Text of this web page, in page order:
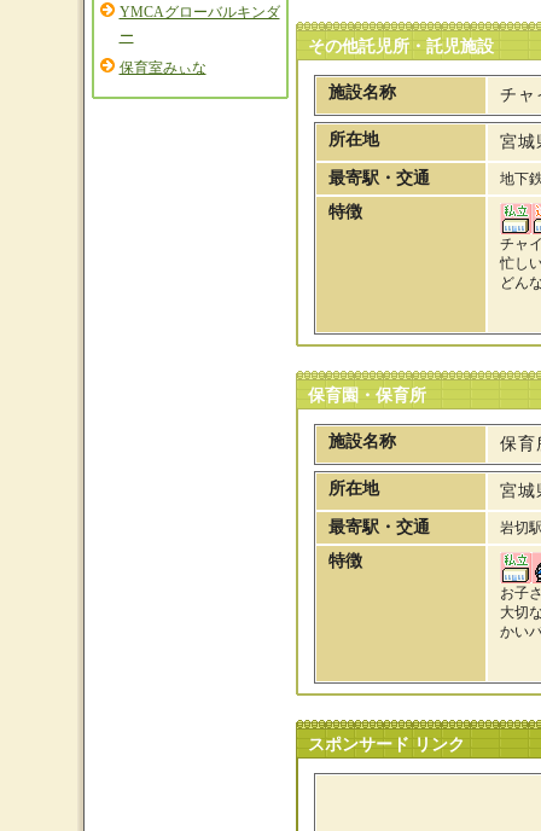
YMCAグローバルキンダ
ー
保育室みぃな
その他託児所・託児施設
施設名称 チャ
所在地
宮城
最寄駅・交通
地下
特徴
チャ
忙し
どん
保育園・保育所
施設名称 保育
所在地
宮城
最寄駅・交通
岩切
特徴
お子
大切
かい
スポンサード リンク